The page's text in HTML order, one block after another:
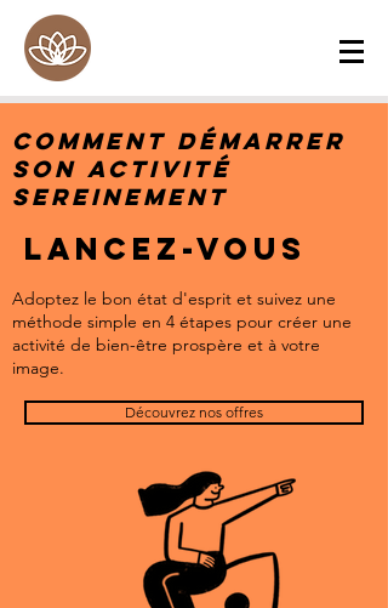
Comment démarrer
son activité
sereinement
Lancez-Vous
Adoptez le bon état d'esprit et suivez une
méthode simple en 4 étapes pour créer une
activité de bien-être prospère et à votre
image.
Découvrez nos offres